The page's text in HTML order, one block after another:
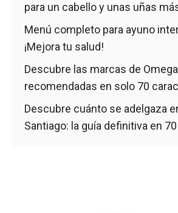
para un cabello y unas uñas
Menú completo para ayuno
¡Mejora tu salud!
Descubre las marcas de
recomendadas en solo 70
Descubre cuánto se adelgaza
Santiago: la guía definitiva en